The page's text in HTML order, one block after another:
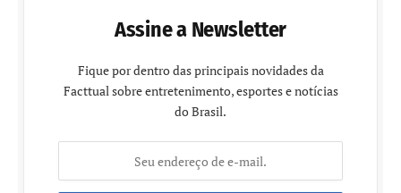
Assine a Newsletter
Fique por dentro das principais novidades da
Facttual sobre entretenimento, esportes e notícias
do Brasil.